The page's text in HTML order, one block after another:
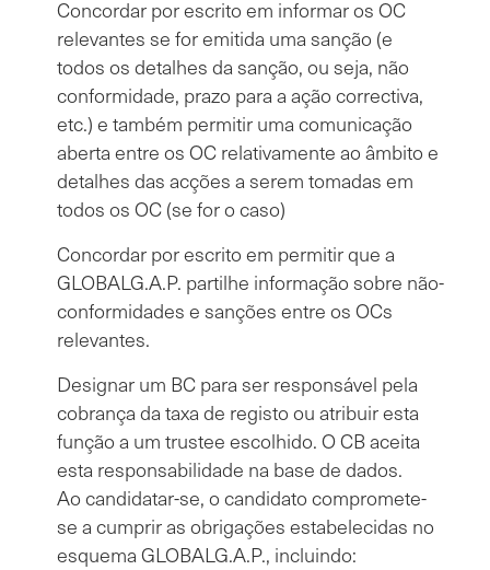
Concordar por escrito em informar os OC
relevantes se for emitida uma sanção (e
todos os detalhes da sanção, ou seja, não
conformidade, prazo para a ação correctiva,
etc.) e também permitir uma comunicação
aberta entre os OC relativamente ao âmbito e
detalhes das acções a serem tomadas em
todos os OC (se for o caso)
Concordar por escrito em permitir que a
GLOBALG.A.P. partilhe informação sobre não-
conformidades e sanções entre os OCs
relevantes.
Designar um BC para ser responsável pela
cobrança da taxa de registo ou atribuir esta
função a um trustee escolhido. O CB aceita
esta responsabilidade na base de dados.
Ao candidatar-se, o candidato compromete-
se a cumprir as obrigações estabelecidas no
esquema GLOBALG.A.P., incluindo: